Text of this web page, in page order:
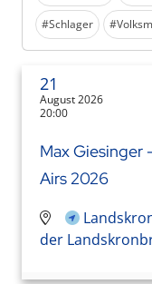
#Schlager
21
August 2026
20:00
Max Giesinger
Airs 2026
der